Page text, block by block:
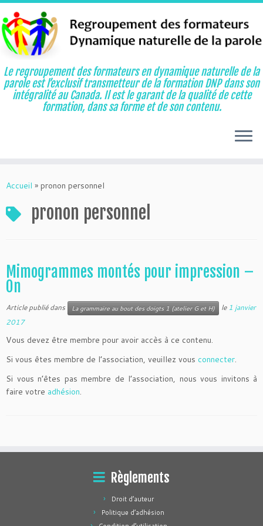
au
Le regroupement des formateurs en dynamique naturelle de la
parole est l’exclusif transmetteur de la formation DNP dans son
intégralité au Canada. Il est le garant de la qualité de cette
formation, dans sa forme et de son contenu.
Accueil » pronon personnel
pronon personnel
Mimogrammes montés pour impression –
On
Article publié dans La grammaire au bout des doigts 1 (atelier G et H) le1 janvier
2017
Vous devez être membre pour avoir accès à ce contenu.
Si vous êtes membre de l’association, veuillez vous connecter.
Si vous n’êtes pas membre de l’association, nous vous invitons à
faire votre adhésion.
Règlements
Droit d’auteur
Politique d’adhésion